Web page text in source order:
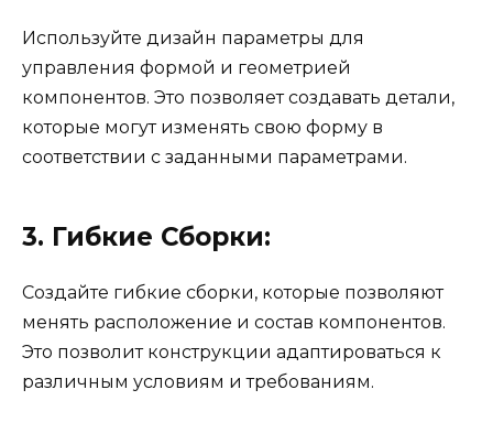
Используйте дизайн параметры для
управления формой и геометрией
компонентов. Это позволяет создавать детали,
которые могут изменять свою форму в
соответствии с заданными параметрами.
3. Гибкие Сборки:
Создайте гибкие сборки, которые позволяют
менять расположение и состав компонентов.
Это позволит конструкции адаптироваться к
различным условиям и требованиям.